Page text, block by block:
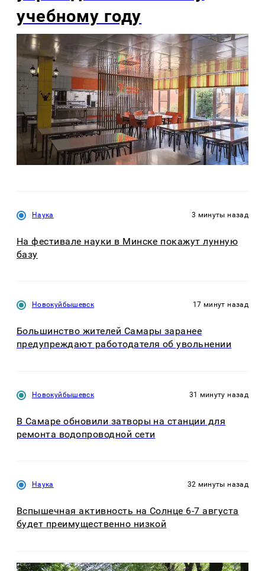
учебному году
Наука 3 минуты назад
На фестивале науки в Минске покажут лунную
базу
Новокуйбышевск 17 минут назад
Большинство жителей Самары заранее
предупреждают работодателя об увольнении
Новокуйбышевск 31 минуту назад
В Самаре обновили затворы на станции для
ремонта водопроводной сети
Наука 32 минуты назад
Вспышечная активность на Солнце 6-7 августа
будет преимущественно низкой